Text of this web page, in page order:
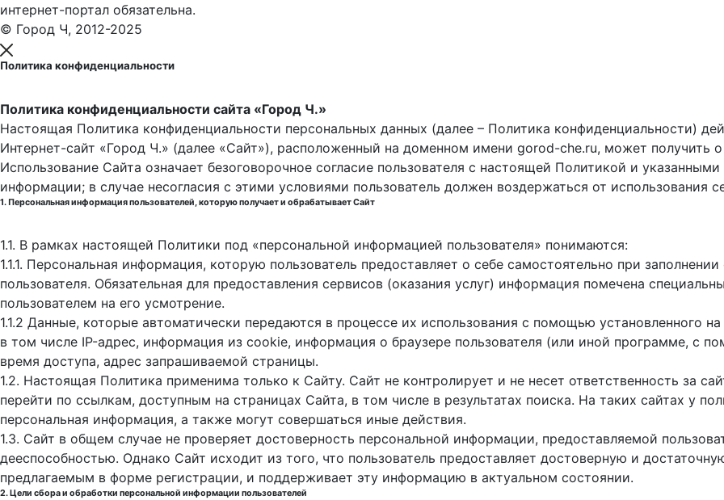
интернет-портал обязательна.
© Город Ч, 2012-2025
Политика конфиденциальности
Политика конфиденциальности сайта «Город Ч.»
Настоящая Политика конфиденциальности персональных данных (далее – Политика конфиденциальности)
Интернет-сайт «Город Ч.» (далее «Сайт»), расположенный на доменном имени gorod-che.ru, может получить
Использование Сайта означает безоговорочное согласие пользователя с настоящей Политикой и
информации; в случае несогласия с этими условиями пользователь должен воздержаться от использования
1. Персональная информация пользователей, которую получает и обрабатывает Сайт
1.1. В рамках настоящей Политики под «персональной информацией пользователя» понимаются:
1.1.1. Персональная информация, которую пользователь предоставляет о себе самостоятельно при
пользователя. Обязательная для предоставления сервисов (оказания услуг) информация помечена
пользователем на его усмотрение.
1.1.2 Данные, которые автоматически передаются в процессе их использования с помощью установленного
в том числе IP-адрес, информация из cookie, информация о браузере пользователя (или иной программе, с
время доступа, адрес запрашиваемой страницы.
1.2. Настоящая Политика применима только к Сайту. Сайт не контролирует и не несет ответственность за
перейти по ссылкам, доступным на страницах Сайта, в том числе в результатах поиска. На таких сайтах у
персональная информация, а также могут совершаться иные действия.
1.3. Сайт в общем случае не проверяет достоверность персональной информации, предоставляемой
дееспособностью. Однако Сайт исходит из того, что пользователь предоставляет достоверную и
предлагаемым в форме регистрации, и поддерживает эту информацию в актуальном состоянии.
2. Цели сбора и обработки персональной информации пользователей